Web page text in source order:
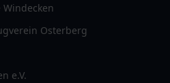
Osterberg
e.V.